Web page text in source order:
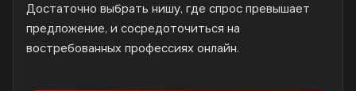
Достаточно выбрать нишу, где спрос превышает
предложение, и сосредоточиться на
востребованных профессиях онлайн.